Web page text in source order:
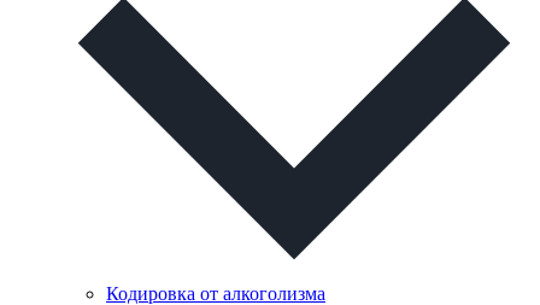
Кодировка от алкоголизма